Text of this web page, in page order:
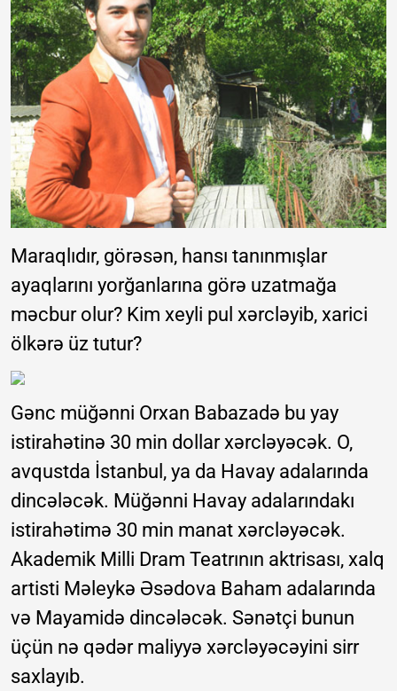
Maraqlıdır, görəsən, hansı tanınmışlar
ayaqlarını yorğanlarına görə uzatmağa
məcbur olur? Kim xeyli pul xərcləyib, xarici
ölkərə üz tutur?
Gənc müğənni Orxan Babazadə bu yay
istirahətinə 30 min dollar xərcləyəcək. O,
avqustda İstanbul, ya da Havay adalarında
dincələcək. Müğənni Havay adalarındakı
istirahətimə 30 min manat xərcləyəcək.
Akademik Milli Dram Teatrının aktrisası, xalq
artisti Məleykə Əsədova Baham adalarında
və Mayamidə dincələcək. Sənətçi bunun
üçün nə qədər maliyyə xərcləyəcəyini sirr
saxlayıb.